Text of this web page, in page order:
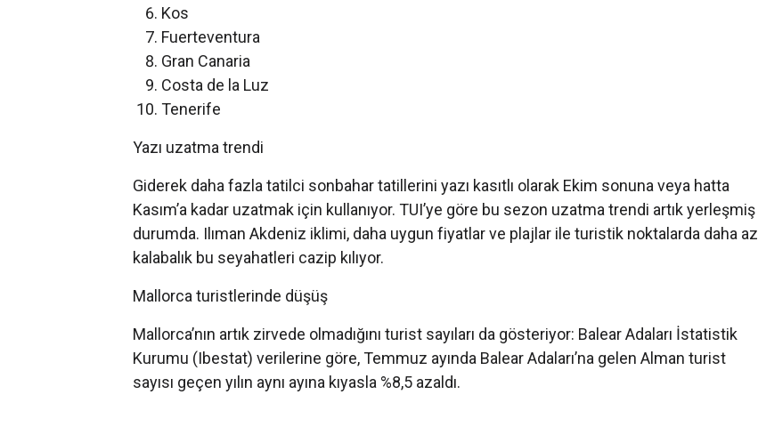
Kos
Fuerteventura
Gran Canaria
Costa de la Luz
Tenerife
Yazı uzatma trendi
Giderek daha fazla tatilci sonbahar tatillerini yazı kasıtlı olarak Ekim sonuna veya hatta
Kasım’a kadar uzatmak için kullanıyor. TUI’ye göre bu sezon uzatma trendi artık yerleşmiş
durumda. Ilıman Akdeniz iklimi, daha uygun fiyatlar ve plajlar ile turistik noktalarda daha az
kalabalık bu seyahatleri cazip kılıyor.
Mallorca turistlerinde düşüş
Mallorca’nın artık zirvede olmadığını turist sayıları da gösteriyor: Balear Adaları İstatistik
Kurumu (Ibestat) verilerine göre, Temmuz ayında Balear Adaları’na gelen Alman turist
sayısı geçen yılın aynı ayına kıyasla %8,5 azaldı.